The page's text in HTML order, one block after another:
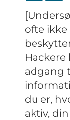
ofte
adgang
du er,
aktiv,